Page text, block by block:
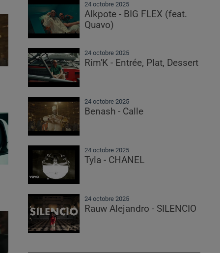
24 octobre 2025
Alkpote - BIG FLEX (feat.
Quavo)
24 octobre 2025
Rim'K - Entrée, Plat, Dessert
24 octobre 2025
Benash - Calle
24 octobre 2025
Tyla - CHANEL
24 octobre 2025
Rauw Alejandro - SILENCIO